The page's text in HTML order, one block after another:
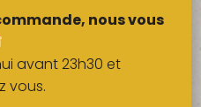
nous vous
avant 23h30 et
vous.